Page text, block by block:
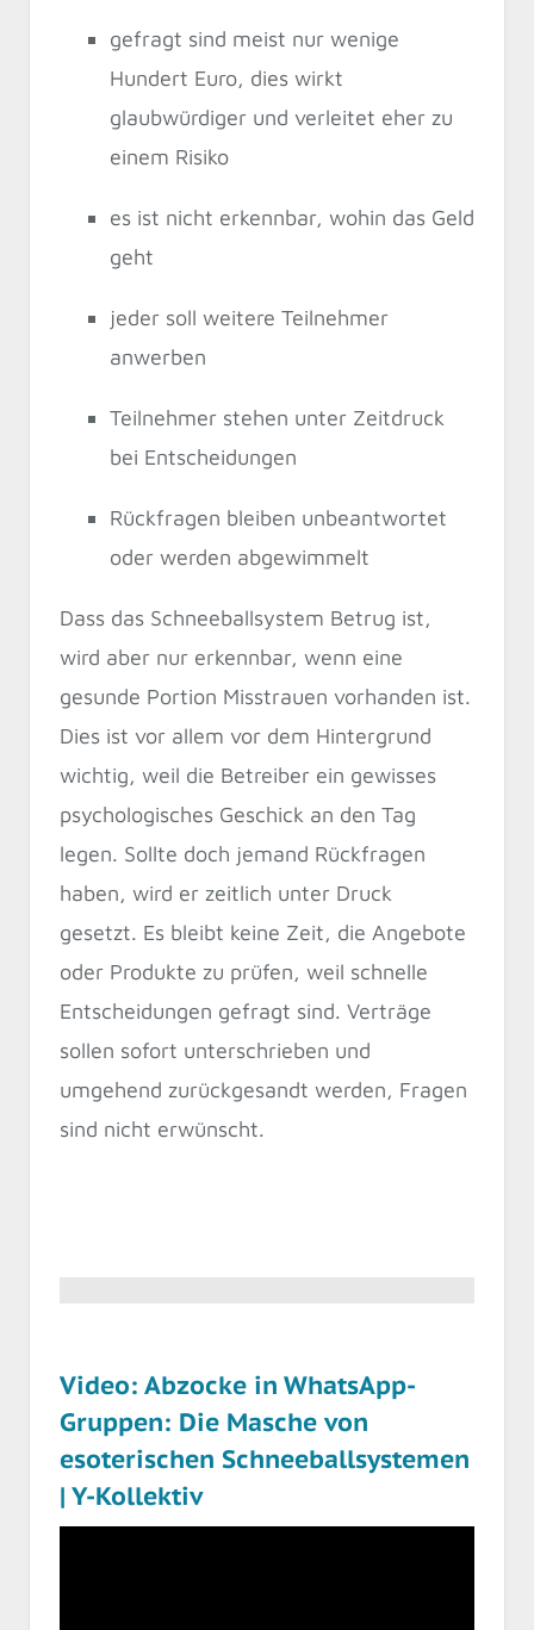
gefragt sind meist nur wenige
Hundert Euro, dies wirkt
glaubwürdiger und verleitet eher zu
einem Risiko
es ist nicht erkennbar, wohin das Geld
geht
jeder soll weitere Teilnehmer
anwerben
Teilnehmer stehen unter Zeitdruck
bei Entscheidungen
Rückfragen bleiben unbeantwortet
oder werden abgewimmelt
Dass das Schneeballsystem Betrug ist,
wird aber nur erkennbar, wenn eine
gesunde Portion Misstrauen vorhanden ist.
Dies ist vor allem vor dem Hintergrund
wichtig, weil die Betreiber ein gewisses
psychologisches Geschick an den Tag
legen. Sollte doch jemand Rückfragen
haben, wird er zeitlich unter Druck
gesetzt. Es bleibt keine Zeit, die Angebote
oder Produkte zu prüfen, weil schnelle
Entscheidungen gefragt sind. Verträge
sollen sofort unterschrieben und
umgehend zurückgesandt werden, Fragen
sind nicht erwünscht.
Video: Abzocke in WhatsApp-
Gruppen: Die Masche von
esoterischen Schneeballsystemen
| Y-Kollektiv